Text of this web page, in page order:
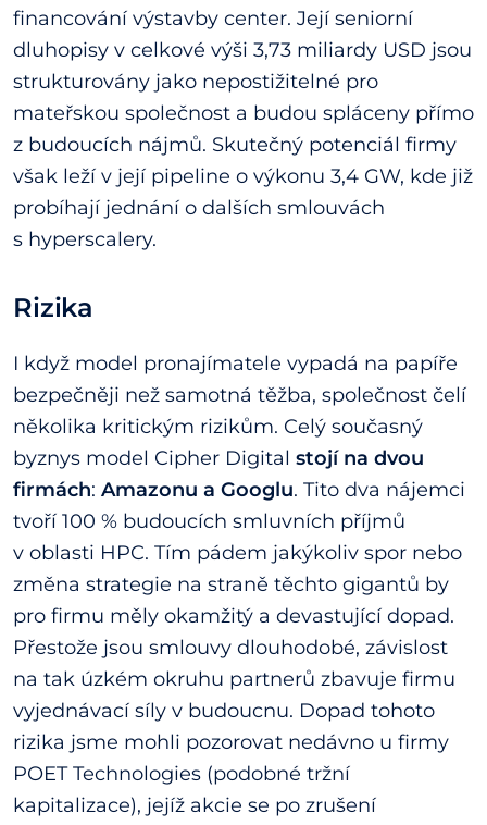
financování výstavby center. Její seniorní
dluhopisy v celkové výši 3,73 miliardy USD jsou
strukturovány jako nepostižitelné pro
mateřskou společnost a budou spláceny přímo
z budoucích nájmů. Skutečný potenciál firmy
však leží v její pipeline o výkonu 3,4 GW, kde již
probíhají jednání o dalších smlouvách
s hyperscalery.
Rizika
I když model pronajímatele vypadá na papíře
bezpečněji než samotná těžba, společnost čelí
několika kritickým rizikům. Celý současný
byznys model Cipher Digital stojí na dvou
firmách: Amazonu a Googlu. Tito dva nájemci
tvoří 100 % budoucích smluvních příjmů
v oblasti HPC. Tím pádem jakýkoliv spor nebo
změna strategie na straně těchto gigantů by
pro firmu měly okamžitý a devastující dopad.
Přestože jsou smlouvy dlouhodobé, závislost
na tak úzkém okruhu partnerů zbavuje firmu
vyjednávací síly v budoucnu. Dopad tohoto
rizika jsme mohli pozorovat nedávno u firmy
POET Technologies (podobné tržní
kapitalizace), jejíž akcie se po zrušení